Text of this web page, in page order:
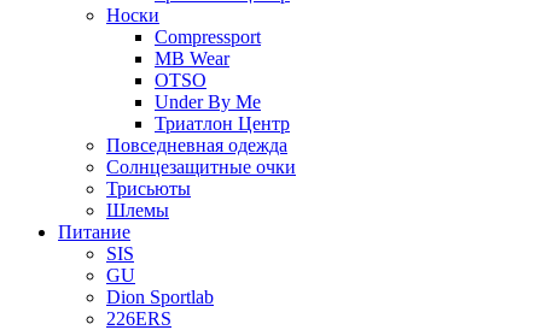
Носки
Compressport
MB Wear
OTSO
Under By Me
Триатлон Центр
Повседневная одежда
Солнцезащитные очки
Трисьюты
Шлемы
Питание
SIS
GU
Dion Sportlab
226ERS